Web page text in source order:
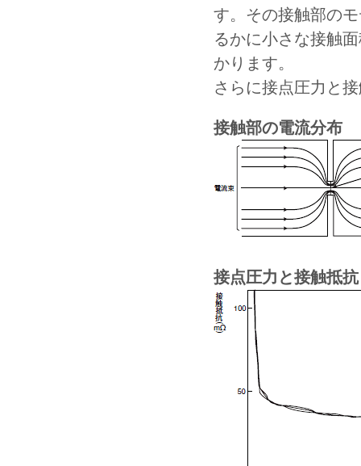
す。その接触部の
るかに小さな接触
かります。
さらに接点圧力と
接触部の電流分布
接点圧力と接触抵抗